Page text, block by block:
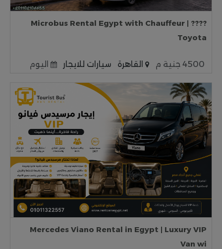
???? Microbus Rental Egypt with Chauffeur |
Toyota
4500 جنية م القاهرة سيارات للايجار اليوم
Mercedes Viano Rental in Egypt | Luxury VIP
Van wi